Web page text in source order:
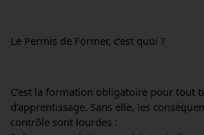
Le Permis de Former, c’est quoi ?
C’est la formation obligatoire pour tout
d’apprentissage. Sans elle, les
contrôle sont lourdes :